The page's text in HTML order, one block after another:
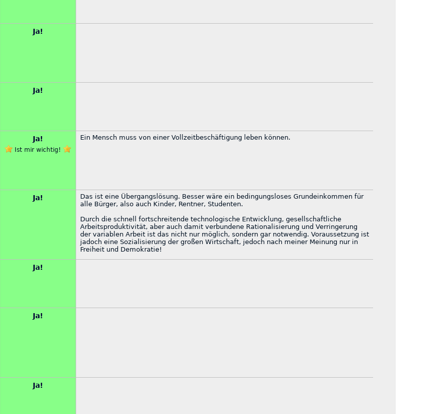
Ja!
Ja!
Ja!
Ist mir wichtig!
Ein Mensch muss von einer Vollzeitbeschäftigung leben können.
Ja!
Das ist eine Übergangslösung. Besser wäre ein bedingungsloses Grundeinkommen für
alle Bürger, also auch Kinder, Rentner, Studenten.
Durch die schnell fortschreitende technologische Entwicklung, gesellschaftliche
Arbeitsproduktivität, aber auch damit verbundene Rationalisierung und Verringerung
der variablen Arbeit ist das nicht nur möglich, sondern gar notwendig. Voraussetzung ist
jadoch eine Sozialisierung der großen Wirtschaft, jedoch nach meiner Meinung nur in
Freiheit und Demokratie!
Ja!
Ja!
Ja!